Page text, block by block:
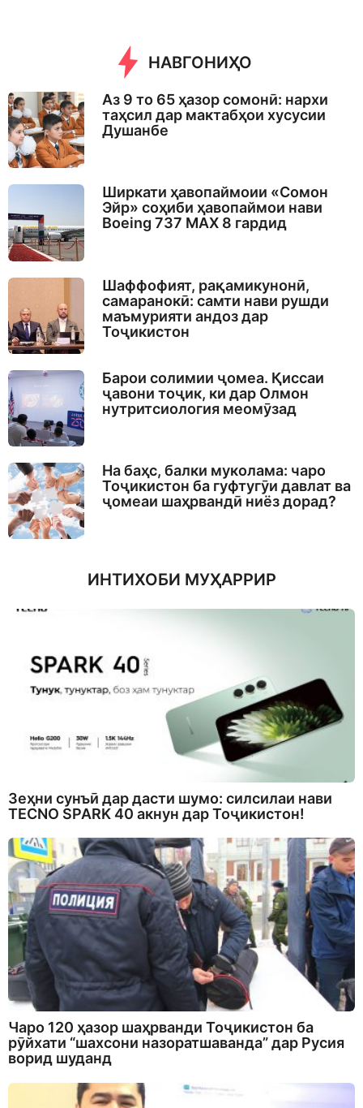
НАВГОНИҲО
Аз 9 то 65 ҳазор сомонӣ: нархи
таҳсил дар мактабҳои хусусии
Душанбе
Ширкати ҳавопаймоии «Сомон
Эйр» соҳиби ҳавопаймои нави
Boeing 737 MAX 8 гардид
Шаффофият, рақамикунонӣ,
самаранокӣ: самти нави рушди
маъмурияти андоз дар
Тоҷикистон
Барои солимии ҷомеа. Қиссаи
ҷавони тоҷик, ки дар Олмон
нутритсиология меомӯзад
На баҳс, балки муколама: чаро
Тоҷикистон ба гуфтугӯи давлат ва
ҷомеаи шаҳрвандӣ ниёз дорад?
ИНТИХОБИ МУҲАРРИР
Зеҳни сунъӣ дар дасти шумо: силсилаи нави
TECNO SPARK 40 акнун дар Тоҷикистон!
Чаро 120 ҳазор шаҳрванди Тоҷикистон ба
рӯйхати “шахсони назоратшаванда” дар Русия
ворид шуданд